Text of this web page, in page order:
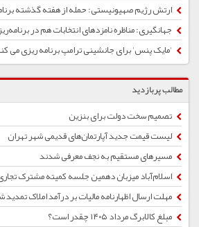
ارتش رژیم صهیونیستی: حمله از هفته گذشته
جهانگیری: مناظره نامزدهای انتخابات هم در
'مایک پنس' برای جانشینی ترامپ برنامه ریزی می
مطالب پربازدید
تصمیم سخت دولت برای بنزین
لیست قیمت جدید آپارتمان‌های قدیمی شهر تهران
مسیرهای مستقیم به نجف معرفی شدند
اسلام‌آباد میزبان دهمین جلسه کمیته مشترک
مهلت ارسال اظهارنامه مالیات بر درآمد املاک
مبلغ کالابرگ مرداد ۱۴۰۵ چقدر است؟